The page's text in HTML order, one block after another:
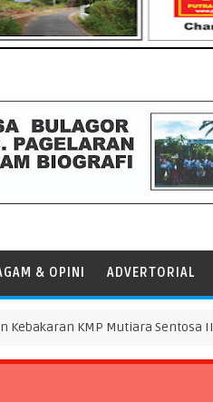
& OPINI ADVERTORIAL
KMP Mutiara Sentosa II,